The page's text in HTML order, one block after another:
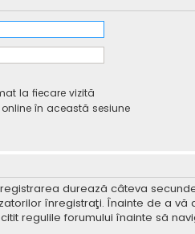
la fiecare vizită
în această sesiune
durează câteva
înregistraţi. Înainte de a
regulile forumului înainte să